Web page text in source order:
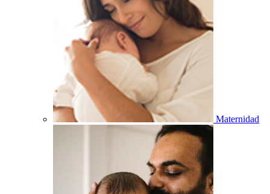
Maternidad